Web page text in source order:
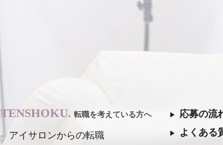
TENSHOKU. 転職を考えている方へ
アイサロンからの転職
応募の流
よくある